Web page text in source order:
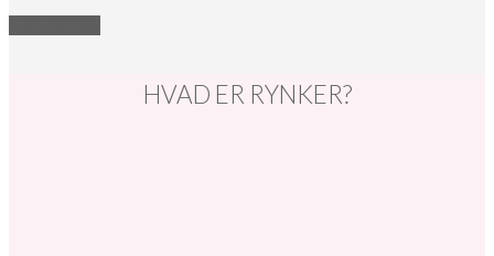
HVAD ER RYNKER?